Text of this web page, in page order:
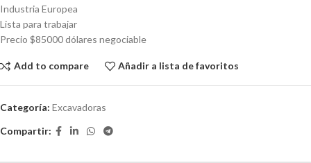
Industria Europea
Lista para trabajar
Precio $85000 dólares negociable
Add to compare Añadir a lista de favoritos
Categoría: Excavadoras
Compartir: